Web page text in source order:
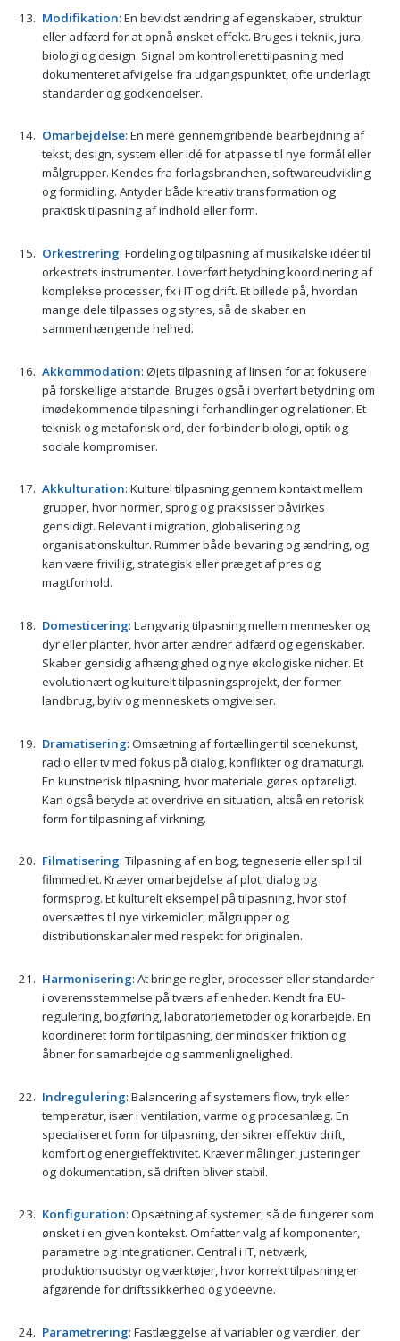
Modifikation: En bevidst ændring af egenskaber, struktur
eller adfærd for at opnå ønsket effekt. Bruges i teknik, jura,
biologi og design. Signal om kontrolleret tilpasning med
dokumenteret afvigelse fra udgangspunktet, ofte underlagt
standarder og godkendelser.
Omarbejdelse: En mere gennemgribende bearbejdning af
tekst, design, system eller idé for at passe til nye formål eller
målgrupper. Kendes fra forlagsbranchen, softwareudvikling
og formidling. Antyder både kreativ transformation og
praktisk tilpasning af indhold eller form.
Orkestrering: Fordeling og tilpasning af musikalske idéer til
orkestrets instrumenter. I overført betydning koordinering af
komplekse processer, fx i IT og drift. Et billede på, hvordan
mange dele tilpasses og styres, så de skaber en
sammenhængende helhed.
Akkommodation: Øjets tilpasning af linsen for at fokusere
på forskellige afstande. Bruges også i overført betydning om
imødekommende tilpasning i forhandlinger og relationer. Et
teknisk og metaforisk ord, der forbinder biologi, optik og
sociale kompromiser.
Akkulturation: Kulturel tilpasning gennem kontakt mellem
grupper, hvor normer, sprog og praksisser påvirkes
gensidigt. Relevant i migration, globalisering og
organisationskultur. Rummer både bevaring og ændring, og
kan være frivillig, strategisk eller præget af pres og
magtforhold.
Domesticering: Langvarig tilpasning mellem mennesker og
dyr eller planter, hvor arter ændrer adfærd og egenskaber.
Skaber gensidig afhængighed og nye økologiske nicher. Et
evolutionært og kulturelt tilpasningsprojekt, der former
landbrug, byliv og menneskets omgivelser.
Dramatisering: Omsætning af fortællinger til scenekunst,
radio eller tv med fokus på dialog, konflikter og dramaturgi.
En kunstnerisk tilpasning, hvor materiale gøres opføreligt.
Kan også betyde at overdrive en situation, altså en retorisk
form for tilpasning af virkning.
Filmatisering: Tilpasning af en bog, tegneserie eller spil til
filmmediet. Kræver omarbejdelse af plot, dialog og
formsprog. Et kulturelt eksempel på tilpasning, hvor stof
oversættes til nye virkemidler, målgrupper og
distributionskanaler med respekt for originalen.
Harmonisering: At bringe regler, processer eller standarder
i overensstemmelse på tværs af enheder. Kendt fra EU-
regulering, bogføring, laboratoriemetoder og korarbejde. En
koordineret form for tilpasning, der mindsker friktion og
åbner for samarbejde og sammenlignelighed.
Indregulering: Balancering af systemers flow, tryk eller
temperatur, især i ventilation, varme og procesanlæg. En
specialiseret form for tilpasning, der sikrer effektiv drift,
komfort og energieffektivitet. Kræver målinger, justeringer
og dokumentation, så driften bliver stabil.
Konfiguration: Opsætning af systemer, så de fungerer som
ønsket i en given kontekst. Omfatter valg af komponenter,
parametre og integrationer. Central i IT, netværk,
produktionsudstyr og værktøjer, hvor korrekt tilpasning er
afgørende for driftssikkerhed og ydeevne.
Parametrering: Fastlæggelse af variabler og værdier, der